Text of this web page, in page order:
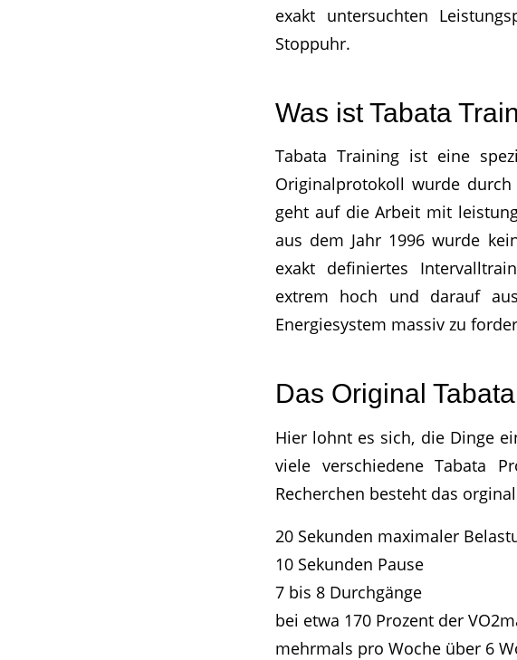
exakt untersuchten
Stoppuhr.
Was ist Tabata
Tabata Training ist eine
Originalprotokoll wurde
geht auf die Arbeit mit
aus dem Jahr 1996 wurde
exakt definiertes
extrem hoch und darauf
Energiesystem massiv zu
Das Original
Hier lohnt es sich, die Dinge
viele verschiedene Tabata
Recherchen besteht das
20 Sekunden maximaler
10 Sekunden Pause
7 bis 8 Durchgänge
bei etwa 170 Prozent der
mehrmals pro Woche über 6